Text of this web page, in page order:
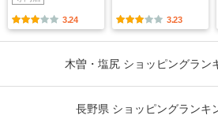
3.24 3.23
木曽・塩尻 ショッピングラン
長野県 ショッピングランキ